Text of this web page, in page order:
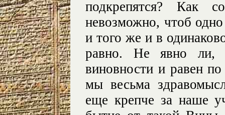
подкрепятся? Как
невозможно, чтоб
и того же и в
равно. Не явно
виновности и равен
мы весьма
еще крепче за наше